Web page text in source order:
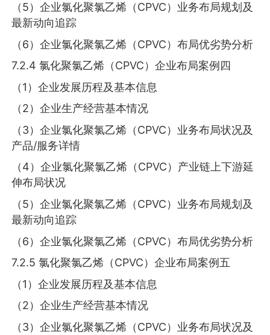
（5）企业氯化聚氯乙烯（CPVC）业务布局规划及
最新动向追踪
（6）企业氯化聚氯乙烯（CPVC）布局优劣势分析
7.2.4 氯化聚氯乙烯（CPVC）企业布局案例四
（1）企业发展历程及基本信息
（2）企业生产经营基本情况
（3）企业氯化聚氯乙烯（CPVC）业务布局状况及
产品/服务详情
（4）企业氯化聚氯乙烯（CPVC）产业链上下游延
伸布局状况
（5）企业氯化聚氯乙烯（CPVC）业务布局规划及
最新动向追踪
（6）企业氯化聚氯乙烯（CPVC）布局优劣势分析
7.2.5 氯化聚氯乙烯（CPVC）企业布局案例五
（1）企业发展历程及基本信息
（2）企业生产经营基本情况
（3）企业氯化聚氯乙烯（CPVC）业务布局状况及